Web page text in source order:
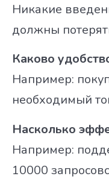
Никакие
должны
Каково
Например:
необходимый
Насколько
Например:
10000